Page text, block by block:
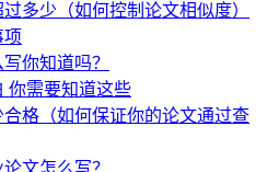
多少（如何控制论文相似度）
项
你知道吗？
你需要知道这些
格（如何保证你的论文通过查
文怎么写？